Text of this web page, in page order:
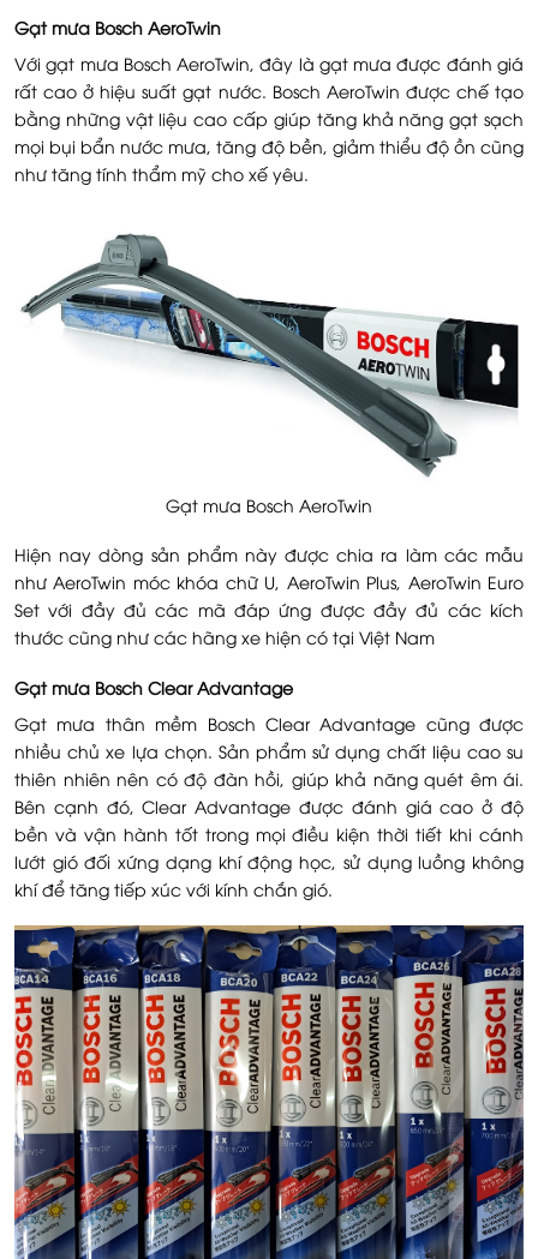
Gạt mưa Bosch AeroTwin
Với gạt mưa Bosch AeroTwin, đây là gạt mưa được đánh giá
rất cao ở hiệu suất gạt nước. Bosch AeroTwin được chế tạo
bằng những vật liệu cao cấp giúp tăng khả năng gạt sạch
mọi bụi bẩn nước mưa, tăng độ bền, giảm thiểu độ ồn cũng
như tăng tính thẩm mỹ cho xế yêu.
Gạt mưa Bosch AeroTwin
Hiện nay dòng sản phẩm này được chia ra làm các mẫu
như AeroTwin móc khóa chữ U, AeroTwin Plus, AeroTwin Euro
Set với đầy đủ các mã đáp ứng được đầy đủ các kích
thước cũng như các hãng xe hiện có tại Việt Nam
Gạt mưa Bosch Clear Advantage
Gạt mưa thân mềm Bosch Clear Advantage cũng được
nhiều chủ xe lựa chọn. Sản phẩm sử dụng chất liệu cao su
thiên nhiên nên có độ đàn hồi, giúp khả năng quét êm ái.
Bên cạnh đó, Clear Advantage được đánh giá cao ở độ
bền và vận hành tốt trong mọi điều kiện thời tiết khi cánh
lướt gió đối xứng dạng khí động học, sử dụng luồng không
khí để tăng tiếp xúc với kính chắn gió.